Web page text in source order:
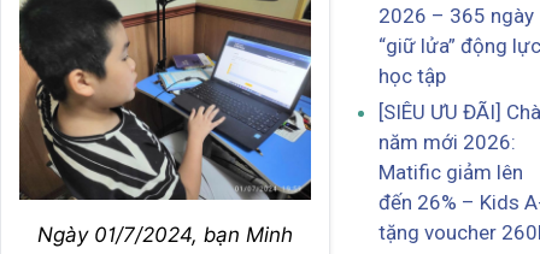
Ngày 01/7/2024, bạn Minh
2026 – 365 ngày
“giữ lửa” động lực
học tập
[SIÊU ƯU ĐÃI]
năm mới 2026:
Matific giảm lên
đến 26% – Kids
tặng voucher